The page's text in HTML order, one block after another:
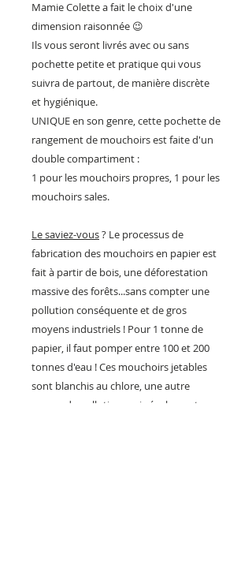
Mamie Colette a fait le choix d'une
dimension raisonnée 😉
Ils vous seront livrés avec ou sans
pochette petite et pratique qui vous
suivra de partout, de manière discrète
et hygiénique.
UNIQUE en son genre, cette pochette de
rangement de mouchoirs est faite d'un
double compartiment :
1 pour les mouchoirs propres, 1 pour les
mouchoirs sales.
Le saviez-vous? Le processus de
fabrication des mouchoirs en papier est
fait à partir de bois, une déforestation
massive des forêts...sans compter une
pollution conséquente et de gros
moyens industriels ! Pour 1 tonne de
papier, il faut pomper entre 100 et 200
tonnes d'eau ! Ces mouchoirs jetables
sont blanchis au chlore, une autre
source de pollution mais également un